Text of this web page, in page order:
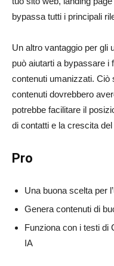
bypassa tutti i principali
Un altro vantaggio per gli
può aiutarti a bypassare i
contenuti umanizzati. Ciò
contenuti dovrebbero
potrebbe facilitare il
di contatti e la crescita
Pro
Una buona scelta per
Genera contenuti di
Funziona con i testi di
IA